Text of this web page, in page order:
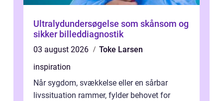
Ultralydundersøgelse som skånsom og
sikker billeddiagnostik
03 august 2026
Toke Larsen
inspiration
Når sygdom, svækkelse eller en sårbar
livssituation rammer, fylder behovet for